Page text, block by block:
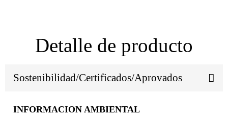
Detalle de producto
Sostenibilidad/Certificados/Aprovados
INFORMACION AMBIENTAL